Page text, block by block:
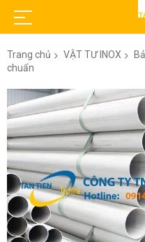
Trang chủ VẬT TƯ INOX
chuẩn
Chuyển
đến
phần
đầu
của
thư
viện
hình
ảnh